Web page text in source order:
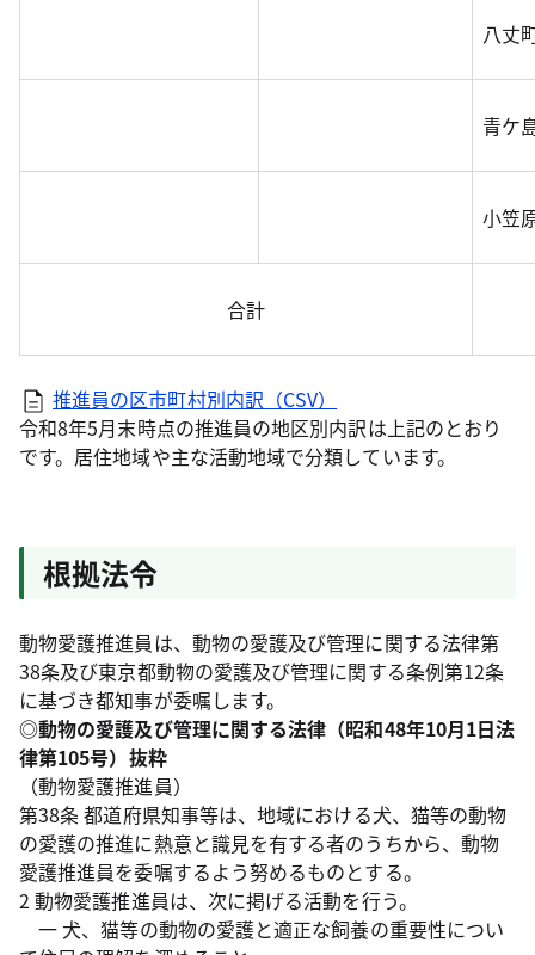
八丈
青ケ
小笠
合計
推進員の区市町村別内訳（CSV）
令和8年5月末時点の推進員の地区別内訳は上記のとおり
です。居住地域や主な活動地域で分類しています。
根拠法令
動物愛護推進員は、動物の愛護及び管理に関する法律第
38条及び東京都動物の愛護及び管理に関する条例第12条
に基づき都知事が委嘱します。
◎動物の愛護及び管理に関する法律（昭和48年10月1日法
律第105号）抜粋
（動物愛護推進員）
第38条 都道府県知事等は、地域における犬、猫等の動物
の愛護の推進に熱意と識見を有する者のうちから、動物
愛護推進員を委嘱するよう努めるものとする。
2 動物愛護推進員は、次に掲げる活動を行う。
一 犬、猫等の動物の愛護と適正な飼養の重要性につい